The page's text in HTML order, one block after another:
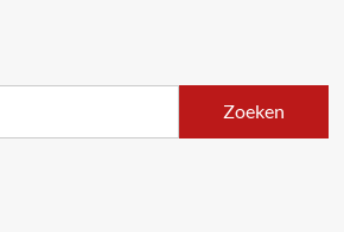
Zoeken